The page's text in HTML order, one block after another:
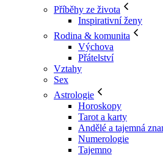
Příběhy ze života
Inspirativní ženy
Rodina & komunita
Výchova
Přátelství
Vztahy
Sex
Astrologie
Horoskopy
Tarot a karty
Andělé a tajemná
Numerologie
Tajemno